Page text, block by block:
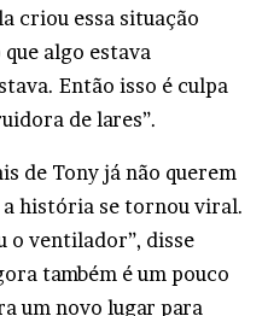
criou essa situação
algo estava
Então isso é culpa
de lares”.
de Tony já não querem
a história se tornou viral.
o ventilador”, disse
também é um pouco
um novo lugar para